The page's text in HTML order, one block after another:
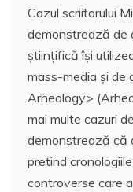
Cazul scriitorului
demonstrează de
ştiinţifică îşi
mass-media şi de
Arheology>
mai multe cazuri
demonstrează că
pretind
controverse care